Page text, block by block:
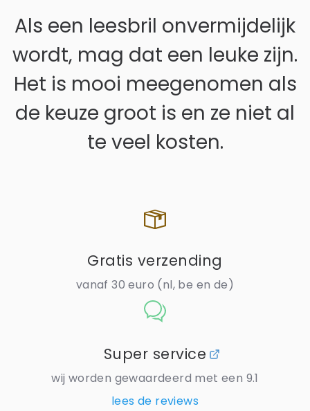
in Lezen123
Als een leesbril onvermijdelijk
wordt, mag dat een leuke zijn.
Het is mooi meegenomen als
de keuze groot is en ze niet al
te veel kosten.
Gratis verzending
vanaf 30 euro (nl, be en de)
Super service
wij worden gewaardeerd met een 9.1
lees de reviews